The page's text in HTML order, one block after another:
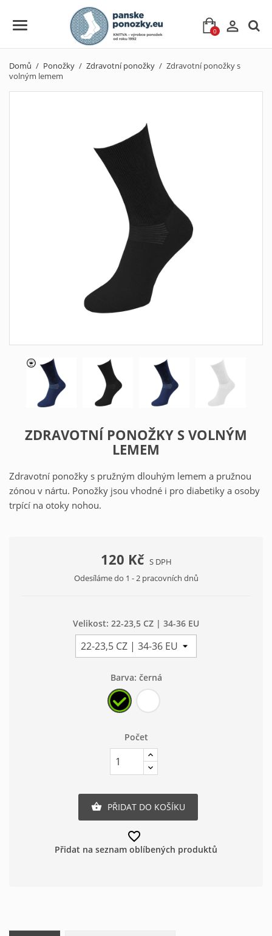
0 
Domů Ponožky Zdravotní ponožky
Zdravotní ponožky s
volným lemem
ZDRAVOTNÍ PONOŽKY S VOLNÝM
LEMEM
Zdravotní ponožky s pružným dlouhým lemem a pružnou
zónou v nártu. Ponožky jsou vhodné i pro diabetiky a osoby
trpící na otoky nohou.
120 Kč S DPH
Odesíláme do 1 - 2 pracovních dnů
Velikost: 22-23,5 CZ | 34-36 EU
Barva: černá
černá
bílá
Počet
 PŘIDAT DO KOŠÍKU
favorite_border
Přidat na seznam oblíbených produktů